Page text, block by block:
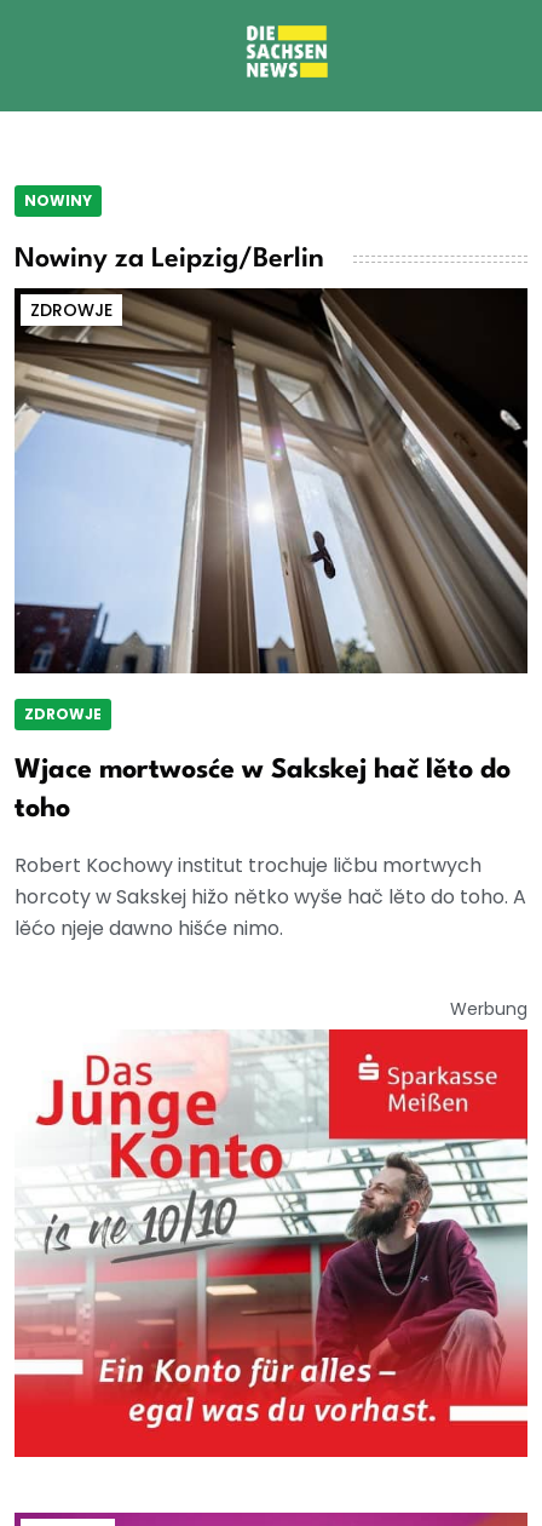
NOWINY
Nowiny za Leipzig/Berlin
ZDROWJE
ZDROWJE
Wjace mortwosće w Sakskej hač lěto do
toho
Robert Kochowy institut trochuje ličbu mortwych
horcoty w Sakskej hižo nětko wyše hač lěto do toho. A
lěćo njeje dawno hišće nimo.
Werbung